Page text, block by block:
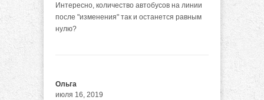
Интересно, количество автобусов на линии
после "изменения" так и останется равным
нулю?
Ольга
июля 16, 2019